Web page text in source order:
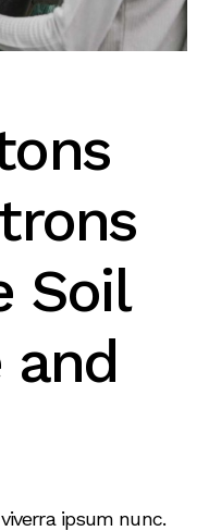
Soil
and
ipsum nunc.